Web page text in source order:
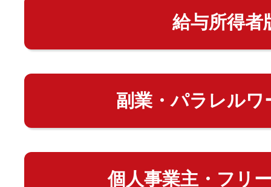
給与所得者
副業・パラレルワ
個人事業主・フリ